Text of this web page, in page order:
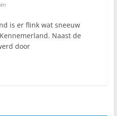
is er flink wat sneeuw
Naast de
door